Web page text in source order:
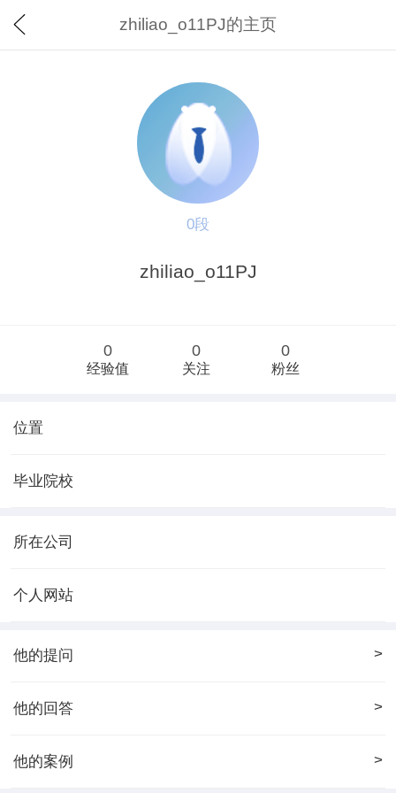
zhiliao_o11PJ的主页
0段
zhiliao_o11PJ
0
经验值
0
关注
0
粉丝
位置
毕业院校
所在公司
个人网站
他的提问 >
他的回答 >
他的案例 >